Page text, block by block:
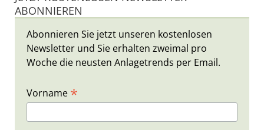
ABONNIEREN
Abonnieren Sie jetzt unseren kostenlosen
Newsletter und Sie erhalten zweimal pro
Woche die neusten Anlagetrends per Email.
Vorname *